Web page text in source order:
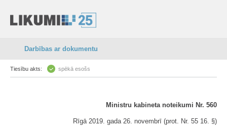
Darbības ar dokumentu
Tiesību akts: spēkā esošs
Ministru kabineta noteikumi Nr. 560
Rīgā 2019. gada 26. novembrī (prot. Nr. 55 16. §)